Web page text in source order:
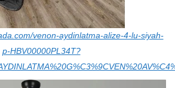
venon-aydinlatma-alize-4-lu-siyah-
p-HBV00000PL34T?